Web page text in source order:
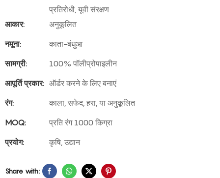
प्रतिरोधी, यूवी संरक्षण
आकार:
अनुकूलित
नमूना:
काता-बंधुआ
सामग्री:
100% पॉलीप्रोपाइलीन
आपूर्ति प्रकार: ऑर्डर करने के लिए बनाएं
रंग:
काला, सफेद, हरा, या अनुकूलित
MOQ:
प्रति रंग 1000 किग्रा
प्रयोग:
कृषि, उद्यान
Share with: